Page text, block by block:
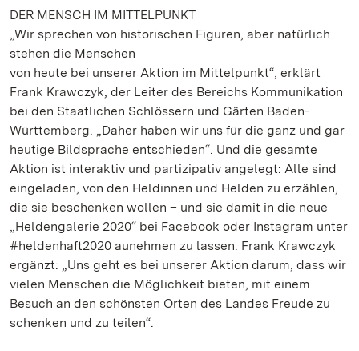
DER MENSCH IM MITTELPUNKT
„Wir sprechen von historischen Figuren, aber natürlich
stehen die Menschen
von heute bei unserer Aktion im Mittelpunkt“, erklärt
Frank Krawczyk, der Leiter des Bereichs Kommunikation
bei den Staatlichen Schlössern und Gärten Baden-
Württemberg. „Daher haben wir uns für die ganz und gar
heutige Bildsprache entschieden“. Und die gesamte
Aktion ist interaktiv und partizipativ angelegt: Alle sind
eingeladen, von den Heldinnen und Helden zu erzählen,
die sie beschenken wollen – und sie damit in die neue
„Heldengalerie 2020“ bei Facebook oder Instagram unter
#heldenhaft2020 aunehmen zu lassen. Frank Krawczyk
ergänzt: „Uns geht es bei unserer Aktion darum, dass wir
vielen Menschen die Möglichkeit bieten, mit einem
Besuch an den schönsten Orten des Landes Freude zu
schenken und zu teilen“.